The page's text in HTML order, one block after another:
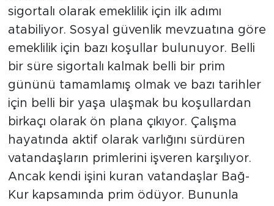
sigortalı olarak emeklilik için ilk adımı
atabiliyor. Sosyal güvenlik mevzuatına göre
emeklilik için bazı koşullar bulunuyor. Belli
bir süre sigortalı kalmak belli bir prim
gününü tamamlamış olmak ve bazı tarihler
için belli bir yaşa ulaşmak bu koşullardan
birkaçı olarak ön plana çıkıyor. Çalışma
hayatında aktif olarak varlığını sürdüren
vatandaşların primlerini işveren karşılıyor.
Ancak kendi işini kuran vatandaşlar Bağ-
Kur kapsamında prim ödüyor. Bununla